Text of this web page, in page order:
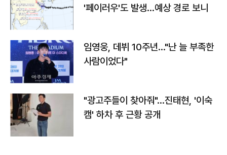
'페이러우'도 발생…예상 경로 보니
임영웅, 데뷔 10주년…"난 늘 부족한
사람이었다"
"광고주들이 찾아줘"…진태현, '이숙
캠' 하차 후 근황 공개